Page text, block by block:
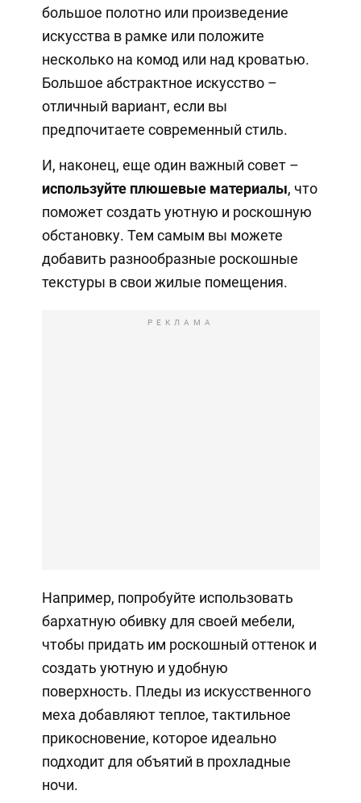
большое полотно или произведение
искусства в рамке или положите
несколько на комод или над кроватью.
Большое абстрактное искусство –
отличный вариант, если вы
предпочитаете современный стиль.
И, наконец, еще один важный совет –
используйте плюшевые материалы, что
поможет создать уютную и роскошную
обстановку. Тем самым вы можете
добавить разнообразные роскошные
текстуры в свои жилые помещения.
РЕКЛАМА
Например, попробуйте использовать
бархатную обивку для своей мебели,
чтобы придать им роскошный оттенок и
создать уютную и удобную
поверхность. Пледы из искусственного
меха добавляют теплое, тактильное
прикосновение, которое идеально
подходит для объятий в прохладные
ночи.